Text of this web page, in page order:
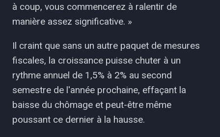
à coup, vous commencerez à ralentir de
manière assez significative. »
Il craint que sans un autre paquet de mesures
fiscales, la croissance puisse chuter à un
rythme annuel de 1,5% à 2% au second
semestre de l'année prochaine, effaçant la
baisse du chômage et peut-être même
poussant ce dernier à la hausse.